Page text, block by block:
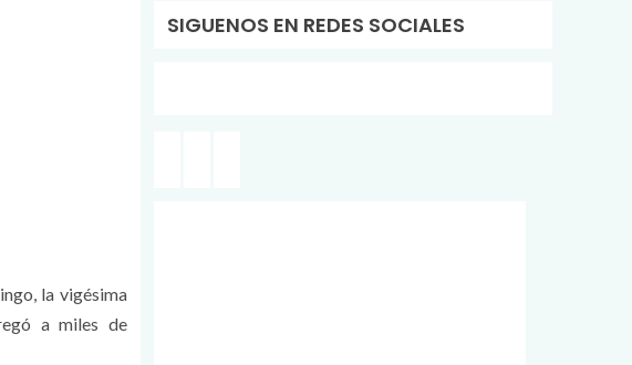
la vigésima
a miles de
SIGUENOS EN REDES SOCIALES